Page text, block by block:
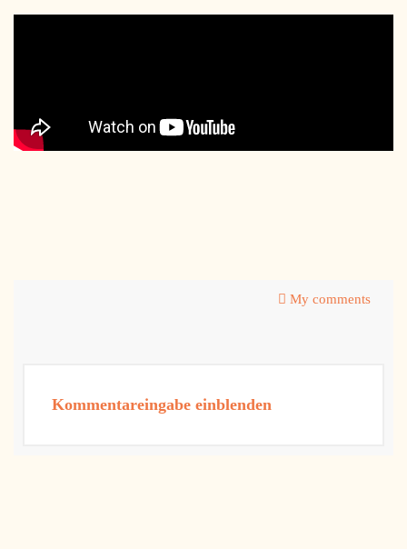
My comments
Kommentareingabe einblenden